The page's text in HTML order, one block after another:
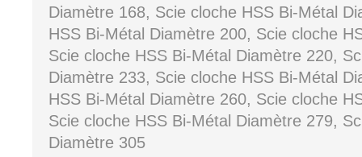
Diamètre 168, Scie cloche HSS Bi-Métal
HSS Bi-Métal Diamètre 200, Scie cloche
Scie cloche HSS Bi-Métal Diamètre 220,
Diamètre 233, Scie cloche HSS Bi-Métal
HSS Bi-Métal Diamètre 260, Scie cloche
Scie cloche HSS Bi-Métal Diamètre 279,
Diamètre 305